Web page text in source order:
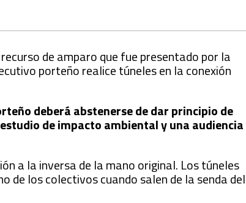
de amparo que fue presentado por la
porteño realice túneles en la conexión
deberá abstenerse de dar principio de
de impacto ambiental y una audiencia
a la inversa de la mano original. Los túneles
de los colectivos cuando salen de la senda del